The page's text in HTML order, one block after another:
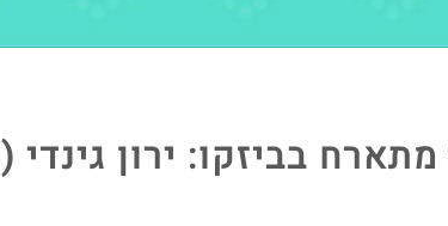
בביזקו: ירון גינדי (2020)